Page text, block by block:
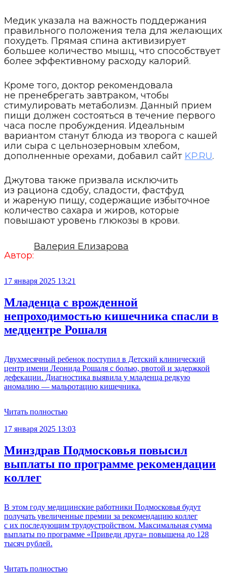
Медик указала на важность поддержания
правильного положения тела для желающих
похудеть. Прямая спина активизирует
большее количество мышц, что способствует
более эффективному расходу калорий.
Кроме того, доктор рекомендовала
не пренебрегать завтраком, чтобы
стимулировать метаболизм. Данный прием
пищи должен состояться в течение первого
часа после пробуждения. Идеальным
вариантом станут блюда из творога с кашей
или сыра с цельнозерновым хлебом,
дополненные орехами, добавил сайт KP.RU.
Джутова также призвала исключить
из рациона сдобу, сладости, фастфуд
и жареную пищу, содержащие избыточное
количество сахара и жиров, которые
повышают уровень глюкозы в крови.
Автор:
Валерия Елизарова
17 января 2025 13:21
Младенца с врожденной
непроходимостью кишечника спасли в
медцентре Рошаля
Двухмесячный ребенок поступил в Детский клинический
центр имени Леонида Рошаля с болью, рвотой и задержкой
дефекации. Диагностика выявила у младенца редкую
аномалию — мальротацию кишечника.
Читать полностью
17 января 2025 13:03
Минздрав Подмосковья повысил
выплаты по программе рекомендации
коллег
В этом году медицинские работники Подмосковья будут
получать увеличенные премии за рекомендацию коллег
с их последующим трудоустройством. Максимальная сумма
выплаты по программе «Приведи друга» повышена до 128
тысяч рублей.
Читать полностью